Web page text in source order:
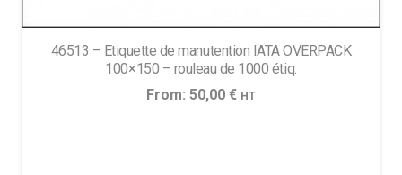
46513 – Etiquette de manutention IATA OVERPACK
100×150 – rouleau de 1000 étiq.
From: 50,00 € HT